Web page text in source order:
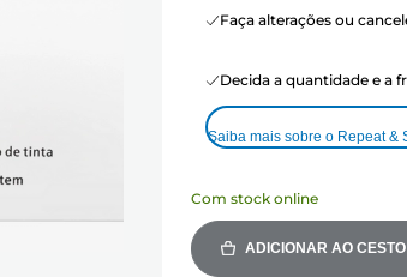
Faça alterações ou
Decida a quantidade e a
Saiba mais sobre o Repeat &
Com stock online
ADICIONAR AO CESTO